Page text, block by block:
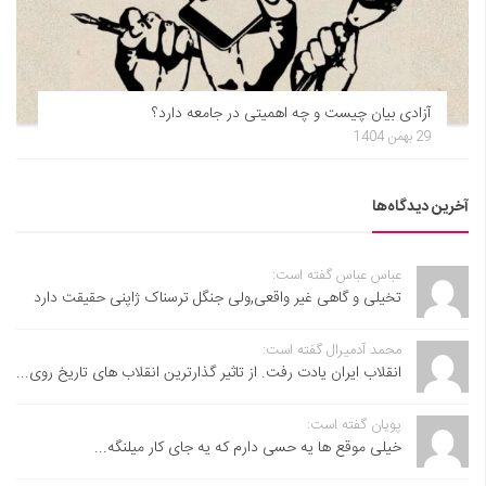
آزادی بیان چیست و چه اهمیتی در جامعه دارد؟
29 بهمن 1404
آخرین دیدگاه‌ها
عباس عباس گفته است:
تخیلی و گاهی غیر واقعی,ولی جنگل ترسناک ژاپنی حقیقت دارد
محمد آدمیرال گفته است:
انقلاب ایران یادت رفت. از تاثیر گذارترین انقلاب های تاریخ روی...
پویان گفته است:
خیلی موقع ها یه حسی دارم که یه جای کار میلنگه...